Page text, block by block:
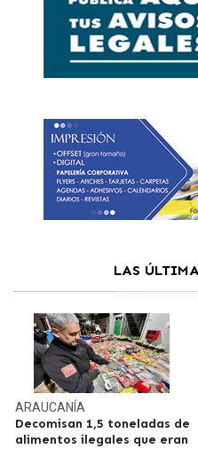
LAS
ARAUCANÍA
Decomisan 1,5 toneladas de
alimentos ilegales que eran